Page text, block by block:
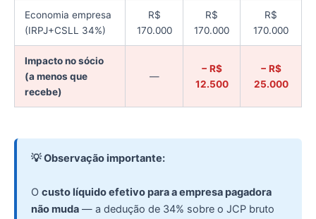
Economia empresa
(IRPJ+CSLL 34%)
R$
170.000
R$
170.000
R$
170.000
Impacto no sócio
(a menos que
recebe)
—
− R$
12.500
− R$
25.000
💡 Observação importante:
O custo líquido efetivo para a empresa pagadora
não muda — a dedução de 34% sobre o JCP bruto